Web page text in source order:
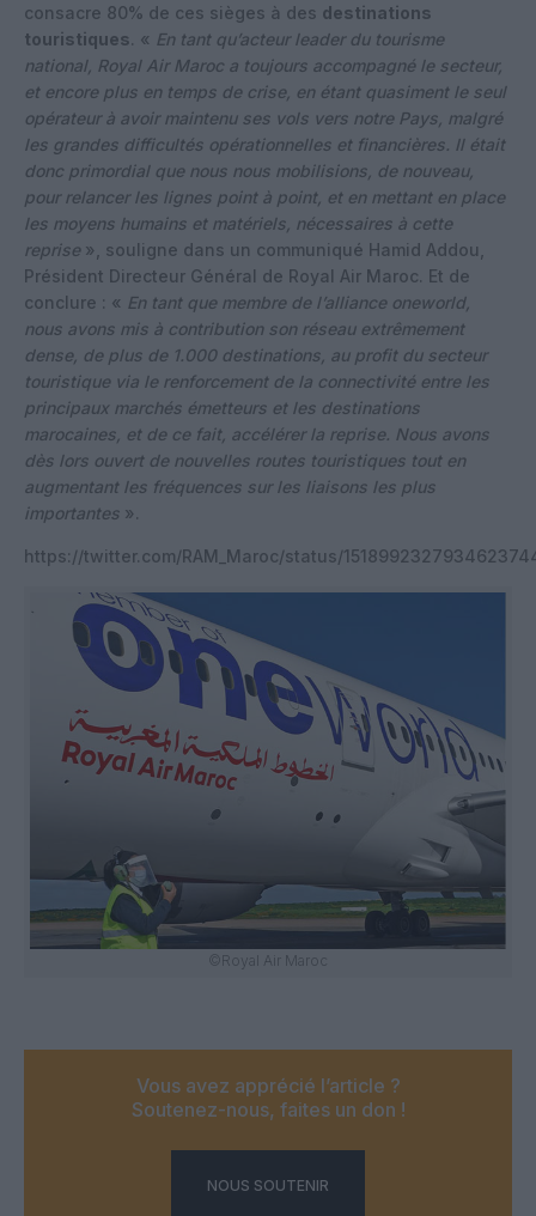
consacre 80% de ces sièges à des destinations
touristiques. « En tant qu’acteur leader du tourisme
national, Royal Air Maroc a toujours accompagné le secteur,
et encore plus en temps de crise, en étant quasiment le seul
opérateur à avoir maintenu ses vols vers notre Pays, malgré
les grandes difficultés opérationnelles et financières. Il était
donc primordial que nous nous mobilisions, de nouveau,
pour relancer les lignes point à point, et en mettant en place
les moyens humains et matériels, nécessaires à cette
reprise », souligne dans un communiqué Hamid Addou,
Président Directeur Général de Royal Air Maroc. Et de
conclure : « En tant que membre de l’alliance oneworld,
nous avons mis à contribution son réseau extrêmement
dense, de plus de 1.000 destinations, au profit du secteur
touristique via le renforcement de la connectivité entre les
principaux marchés émetteurs et les destinations
marocaines, et de ce fait, accélérer la reprise. Nous avons
dès lors ouvert de nouvelles routes touristiques tout en
augmentant les fréquences sur les liaisons les plus
importantes ».
https://twitter.com/RAM_Maroc/status/
©Royal Air Maroc
Vous avez apprécié l’article ?
Soutenez-nous, faites un don !
NOUS SOUTENIR